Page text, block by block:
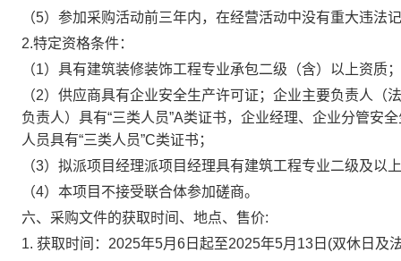
（5）参加采购活动前三年内，在经营活动中没有重大违法
2.特定资格条件：
（1） 具有建筑装修装饰工程专业承包二级（含）以上资质；
（2）供应商具有企业安全生产许可证；企业主要负责人
负责人）具有“三类人员”A类证书，企业经理、企业分管安
人员具有“三类人员”C类证书；
（3）拟派项目经理派项目经理具有建筑工程专业二级及以
（4）本项目不接受联合体参加磋商。
六、采购文件的获取时间、地点、售价:
1. 获取时间：2025年5月6日起至2025年5月13日(双休日及